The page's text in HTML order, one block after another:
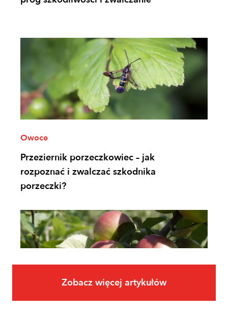
Owoce
Przeziernik porzeczkowiec – jak
rozpoznać i zwalczać szkodnika
porzeczki?
Zobacz więcej artykułów